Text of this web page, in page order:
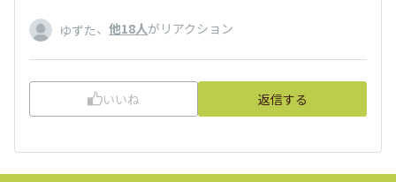
ゆずた、 他18人がリアクション
いいね 返信する